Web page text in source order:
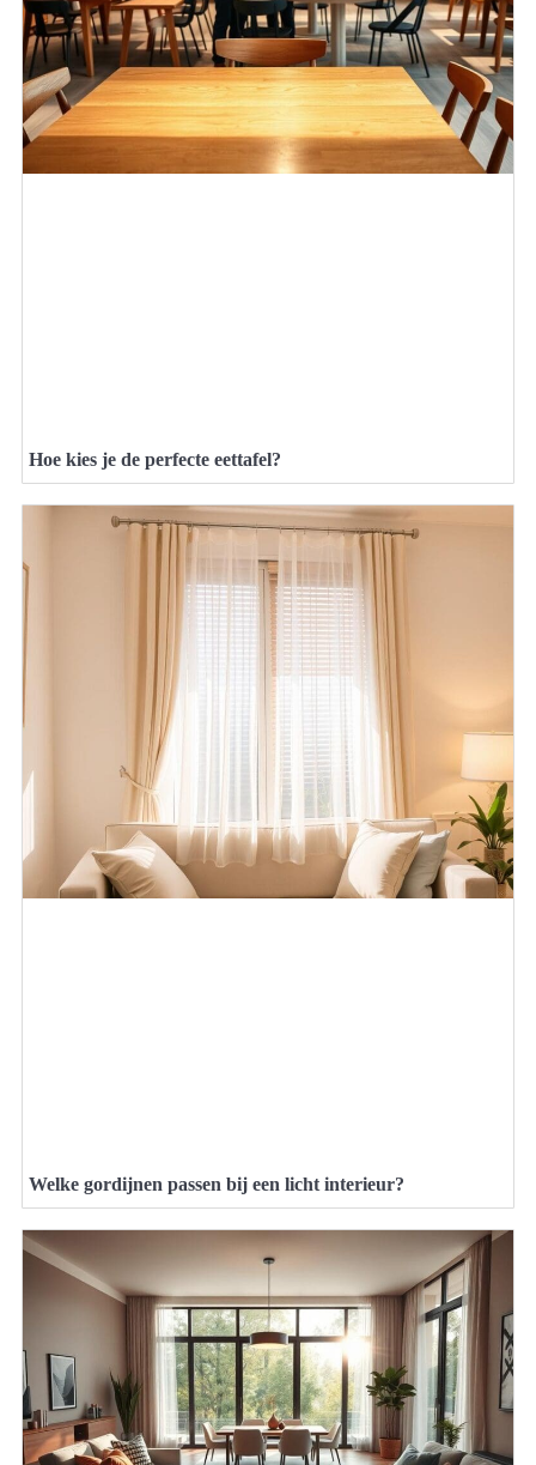
Hoe kies je de perfecte eettafel?
Welke gordijnen passen bij een licht interieur?